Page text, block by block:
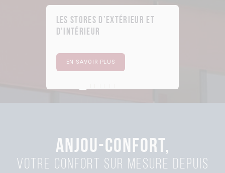
Les stores d’extérieur et
d’intérieur
EN SAVOIR PLUS
First slide details.
Current Slide
Second slide details.
Third slide details.
Four slide details.
ANJOU-CONFORT,
Votre confort sur mesure depuis